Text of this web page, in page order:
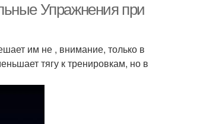
Упражнения при
им не , внимание, только в
тягу к тренировкам, но в